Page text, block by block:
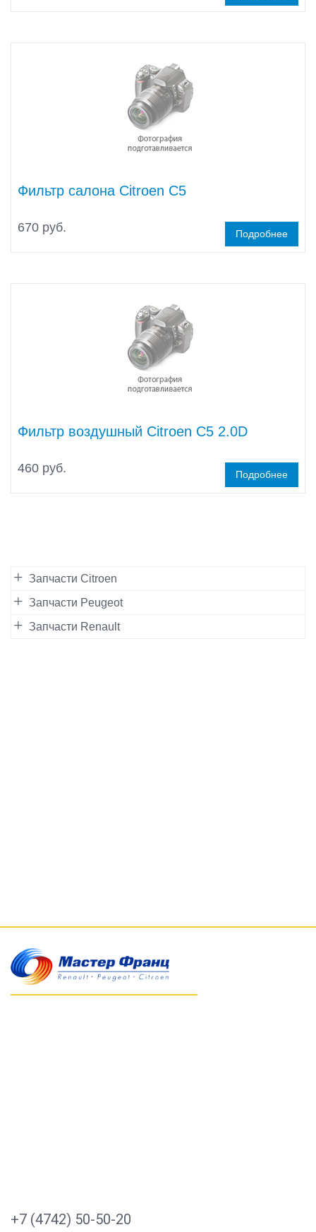
Фильтр салона Citroen C5
670 руб. Подробнее
Фильтр воздушный Citroen C5 2.0D
460 руб. Подробнее
Запчасти Citroen
Запчасти Peugeot
Запчасти Renault
+7 (4742) 50-50-20